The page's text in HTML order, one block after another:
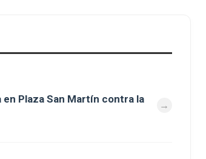
Plaza San Martín contra la